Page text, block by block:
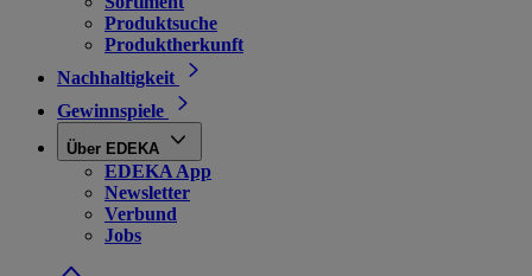
Produktsuche
Produktherkunft
Nachhaltigkeit
Gewinnspiele
Über EDEKA
EDEKA App
Newsletter
Verbund
Jobs